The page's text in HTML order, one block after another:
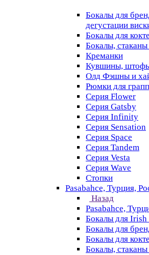
Бокалы для
дегустации
Бокалы для
Бокалы,
Креманки
Кувшины,
Олд Фэшны и
Рюмки для
Серия Flower
Серия Gatsby
Серия Infinity
Серия Sensation
Серия Space
Серия Tandem
Серия Vesta
Серия Wave
Стопки
Pasabahce, Турция,
Назад
Pasabahce,
Бокалы для Irish
Бокалы для
Бокалы для
Бокалы,